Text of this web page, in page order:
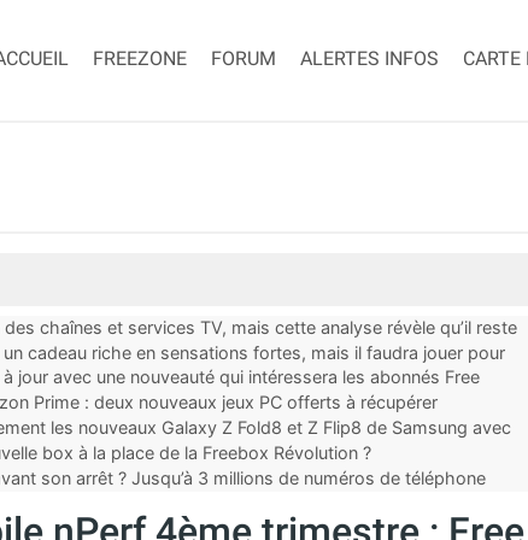
FREEZONE FORUM ALERTES INFOS CARTE
chaînes et services TV, mais cette analyse révèle qu’il reste
cadeau riche en sensations fortes, mais il faudra jouer pour
à jour avec une nouveauté qui intéressera les abonnés Free
Prime : deux nouveaux jeux PC offerts à récupérer
les nouveaux Galaxy Z Fold8 et Z Flip8 de Samsung avec
box à la place de la Freebox Révolution ?
son arrêt ? Jusqu’à 3 millions de numéros de téléphone